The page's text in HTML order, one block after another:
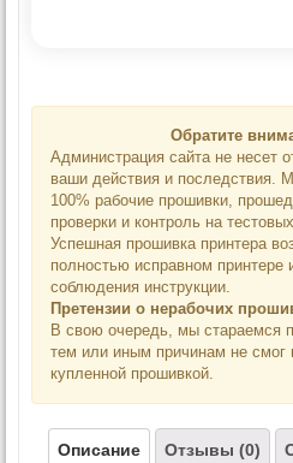
Обратите
Администрация сайта не несет
ваши действия и последствия.
100% рабочие прошивки,
проверки и контроль на
Успешная прошивка принтера
полностью исправном
соблюдения инструкции.
Претензии о нерабочих
В свою очередь, мы стараемся
тем или иным причинам не смог
купленной прошивкой.
Описание Отзывы (0)